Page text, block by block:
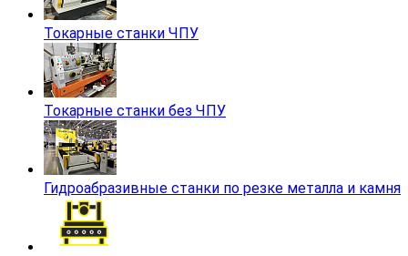
Токарные станки ЧПУ
Токарные станки без ЧПУ
Гидроабразивные станки по резке металла и камня